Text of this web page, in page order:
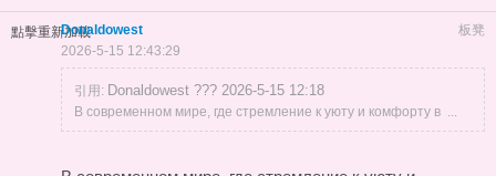
點擊重新加載 板凳
Donaldowest
2026-5-15 12:43:29
引用: Donaldowest ??? 2026-5-15 12:18
В современном мире, где стремление к уюту и комфорту в ...